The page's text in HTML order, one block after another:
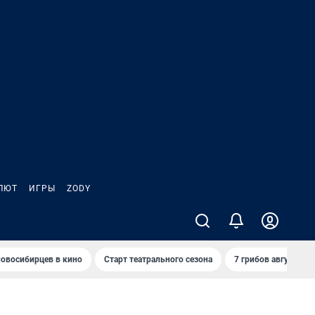
ИГРЫ ZODY
в кино Старт театрального сезона 7 грибов августа